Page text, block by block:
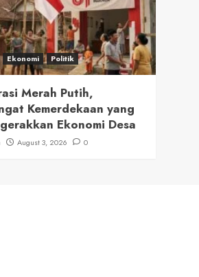
Ekonomi Politik
Merah Putih,
Kemerdekaan yang
Ekonomi Desa
August 3, 2026 0